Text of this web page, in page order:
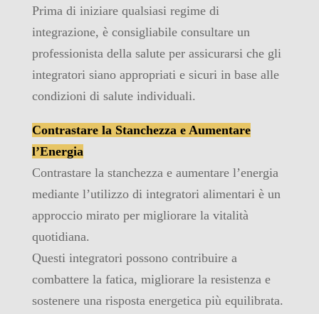
Prima di iniziare qualsiasi regime di
integrazione, è consigliabile consultare un
professionista della salute per assicurarsi che gli
integratori siano appropriati e sicuri in base alle
condizioni di salute individuali.
Contrastare la Stanchezza e Aumentare
l’Energia
Contrastare la stanchezza e aumentare l’energia
mediante l’utilizzo di integratori alimentari è un
approccio mirato per migliorare la vitalità
quotidiana.
Questi integratori possono contribuire a
combattere la fatica, migliorare la resistenza e
sostenere una risposta energetica più equilibrata.